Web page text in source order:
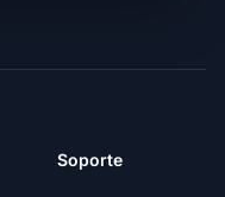
Soporte